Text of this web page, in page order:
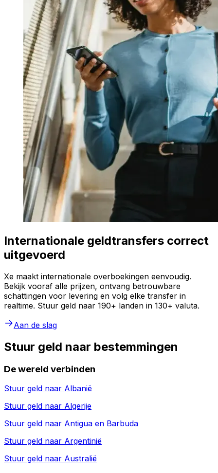
Internationale geldtransfers correct
uitgevoerd
Xe maakt internationale overboekingen eenvoudig.
Bekijk vooraf alle prijzen, ontvang betrouwbare
schattingen voor levering en volg elke transfer in
realtime. Stuur geld naar 190+ landen in 130+ valuta.
Aan de slag
Stuur geld naar bestemmingen
De wereld verbinden
Stuur geld naar Albanië
Stuur geld naar Algerije
Stuur geld naar Antigua en Barbuda
Stuur geld naar Argentinië
Stuur geld naar Australië